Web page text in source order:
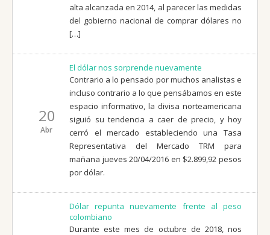
alta alcanzada en 2014, al parecer las medidas
del gobierno nacional de comprar dólares no
[…]
20
Abr
El dólar nos sorprende nuevamente
Contrario a lo pensado por muchos analistas e
incluso contrario a lo que pensábamos en este
espacio informativo, la divisa norteamericana
siguió su tendencia a caer de precio, y hoy
cerró el mercado estableciendo una Tasa
Representativa del Mercado TRM para
mañana jueves 20/04/2016 en $2.899,92 pesos
por dólar.
Dólar repunta nuevamente frente al peso
colombiano
Durante este mes de octubre de 2018, nos